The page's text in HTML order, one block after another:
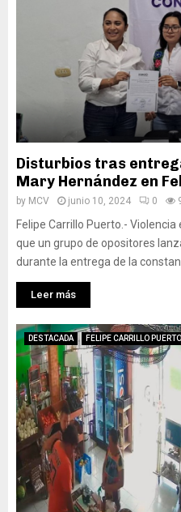
Disturbios tras
Mary Hernández en
by MCV junio 10, 2024 0
Felipe Carrillo Puerto.-
que un grupo de opositores
durante la entrega de la
Leer más
DESTACADA FELIPE CARRILLO PUERTO